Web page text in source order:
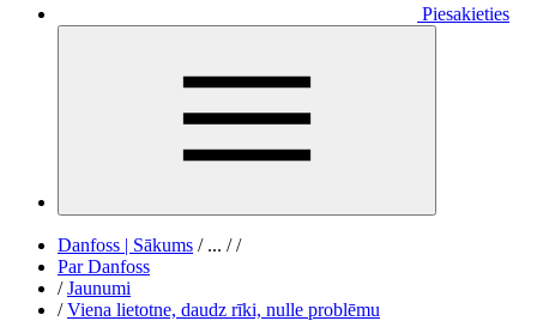
Piesakieties
Danfoss | Sākums /... / /
Par Danfoss
/ Jaunumi
/ Viena lietotne, daudz rīki, nulle problēmu